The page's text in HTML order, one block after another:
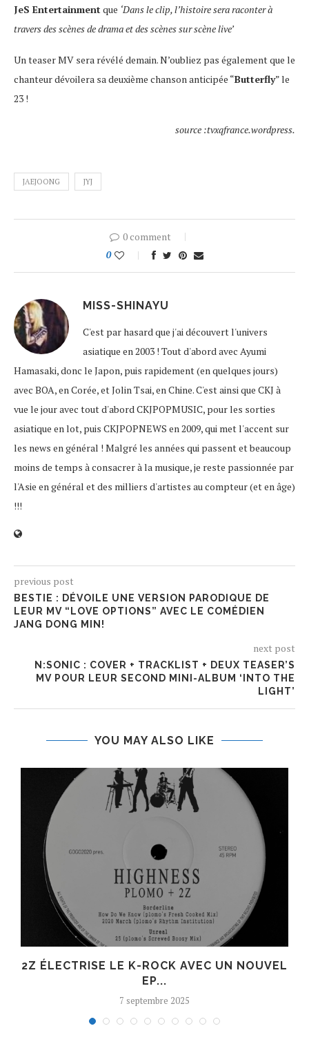
JeS Entertainment que ‘Dans le clip, l’histoire sera raconter à
travers des scènes de drama et des scènes sur scène live’
Un teaser MV sera révélé demain. N’oubliez pas également que le
chanteur dévoilera sa deuxième chanson anticipée “Butterfly” le
23 !
source :tvxqfrance.wordpress.
JAEJOONG JYJ
0 comment
0
MISS-SHINAYU
C'est par hasard que j'ai découvert l'univers
asiatique en 2003 ! Tout d'abord avec Ayumi
Hamasaki, donc le Japon, puis rapidement (en quelques jours)
avec BOA, en Corée, et Jolin Tsai, en Chine. C'est ainsi que CKJ à
vue le jour avec tout d'abord CKJPOPMUSIC, pour les sorties
asiatique en lot, puis CKJPOPNEWS en 2009, qui met l'accent sur
les news en général ! Malgré les années qui passent et beaucoup
moins de temps à consacrer à la musique, je reste passionnée par
l'Asie en général et des milliers d'artistes au compteur (et en âge)
!!!
previous post
BESTIE : DÉVOILE UNE VERSION PARODIQUE DE
LEUR MV “LOVE OPTIONS” AVEC LE COMÉDIEN
JANG DONG MIN!
next post
N:SONIC : COVER + TRACKLIST + DEUX TEASER’S
MV POUR LEUR SECOND MINI-ALBUM ‘INTO THE
LIGHT’
YOU MAY ALSO LIKE
2Z ÉLECTRISE LE K-ROCK AVEC UN NOUVEL
EP...
7 septembre 2025